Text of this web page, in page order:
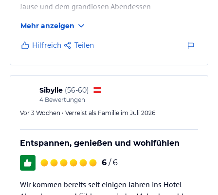
Jause und dem grandiosen Abendessen
Mehr anzeigen
Hilfreich Teilen
Sibylle (56-60)
4 Bewertungen
Vor 3 Wochen • Verreist als Familie im Juli 2026
Entspannen, genießen und wohlfühlen
6 / 6
Wir kommen bereits seit einigen Jahren ins Hotel